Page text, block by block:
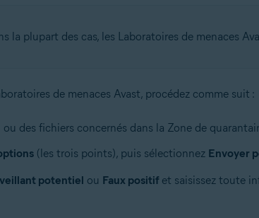
la plupart des cas, les Laboratoires de menaces
de menaces Avast, procédez comme suit :
des fichiers concernés dans la Zone de
(les trois points), puis sélectionnez Envoyer
potentiel ou Faux positifet saisissez toute